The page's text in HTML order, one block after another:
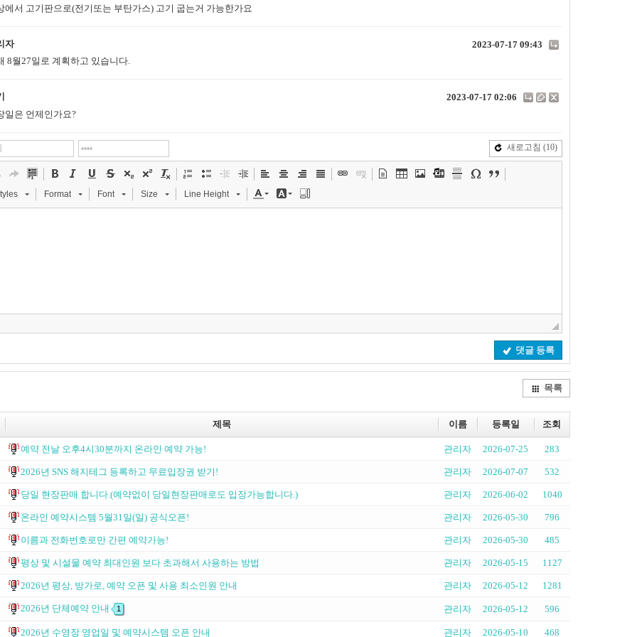
에서 고기판으로(전기또는 부탄가스) 고기 굽는거 가능한가요
자
2023-07-17 09:43
8월27일로 계획하고 있습니다.
2023-07-17 02:06
일은 언제인가요?
새로고침 (10)
Format Font Size Line Height
댓글 등록
목록
제목 이름 등록일 조회
예약 전날 오후4시30분까지 온라인 예약 가능! 관리자 2026-07-25 283
2026년 SNS 해지테그 등록하고 무료입장권 받기! 관리자 2026-07-07 532
당일 현장판매 합니다.(예약없이 당일현장판매로도 입장가능합니다.) 관리자 2026-06-02 1040
온라인 예약시스템 5월31일(일) 공식오픈! 관리자 2026-05-30 796
이름과 전화번호로만 간편 예약가능! 관리자 2026-05-30 485
평상 및 시설물 예약 최대인원 보다 초과해서 사용하는 방법 관리자 2026-05-15 1127
2026년 평상, 방가로, 예약 오픈 및 사용 최소인원 안내 관리자 2026-05-12 1281
2026년 단체예약 안내 1 관리자 2026-05-12 596
2026년 수영장 영업일 및 예약시스템 오픈 안내 관리자 2026-05-10 468